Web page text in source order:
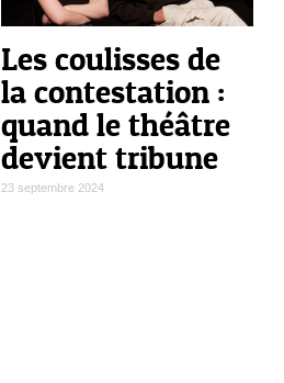
Les coulisses de
la contestation :
quand le théâtre
devient tribune
23 septembre 2024